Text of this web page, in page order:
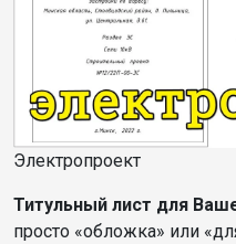
Электропроект
Титульный лист для
просто «обложка» или